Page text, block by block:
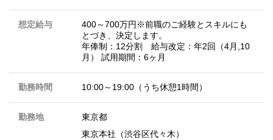
想定給与
400～700万円※前職のご経験とスキルにも
とづき、決定します。
年俸制：12分割 給与改定：年2回（4月,10
月） 試用期間：6ヶ月
勤務時間 10:00～19:00（うち休憩1時間）
勤務地
東京都
東京本社（渋谷区代々木）